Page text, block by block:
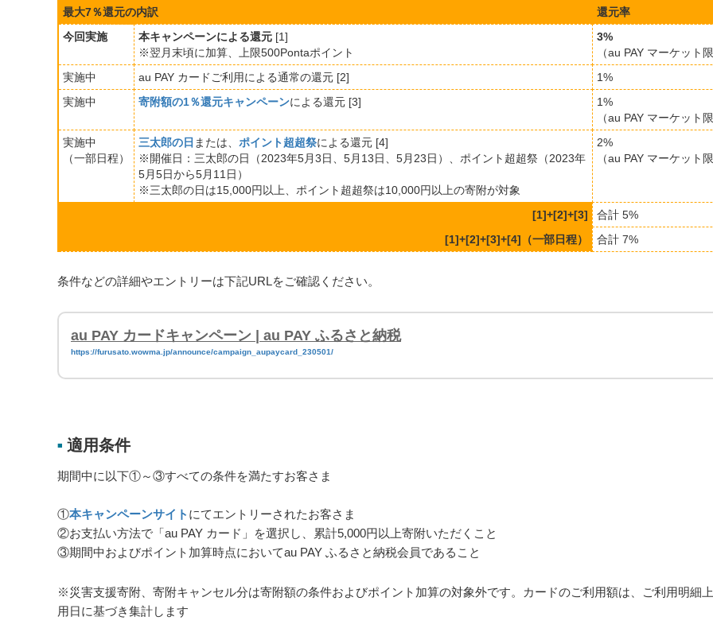
最大7％還元の内訳
還元率
今回実施
本キャンペーンによる還元 [1]
※翌月末頃に加算、上限500Pontaポイント
3%
（au PAY マーケット限
実施中
au PAY カードご利用による通常の還元 [2]
1%
実施中
寄附額の1％還元キャンペーンによる還元 [3]
1%
（au PAY マーケット限
実施中
（一部日程）
三太郎の日 または、 ポイント超超祭による還元 [4]
※開催日：三太郎の日（2023年5月3日、5月13日、5月23日）、ポイント超超祭（2023年
5月5日から5月11日）
※三太郎の日は15,000円以上、ポイント超超祭は10,000円以上の寄附が対象
2%
（au PAY マーケット限
[1]+[2]+[3]
合計 5%
[1]+[2]+[3]+[4]（一部日程）
合計 7%
条件などの詳細やエントリーは下記URLをご確認ください。
au PAY カードキャンペーン | au PAY ふるさと納税
https://furusato.wowma.jp/announce/campaign_aupaycard_230501/
■ 適用条件
期間中に以下①～③すべての条件を満たすお客さま
①本キャンペーンサイト にてエントリーされたお客さま
②お支払い方法で「au PAY カード」を選択し、累計5,000円以上寄附いただくこと
③期間中およびポイント加算時点においてau PAY ふるさと納税会員であること
※災害支援寄附、寄附キャンセル分は寄附額の条件およびポイント加算の対象外です。カードのご利用額は、ご利用明細
用日に基づき集計します